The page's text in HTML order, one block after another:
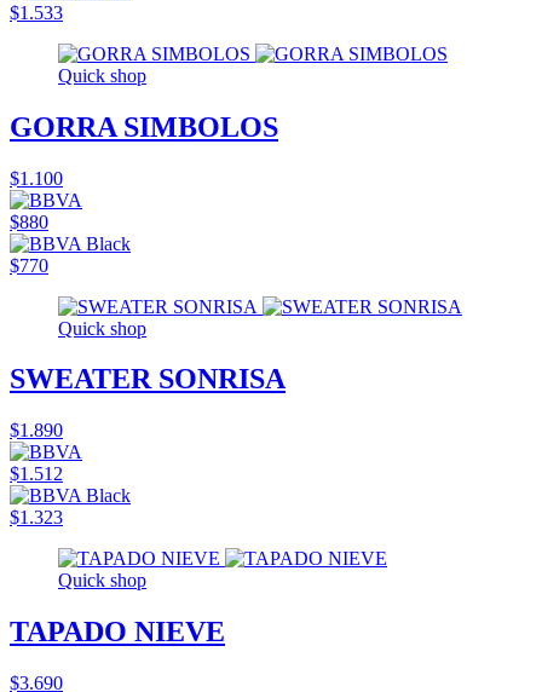
$1.533
Quick shop
GORRA SIMBOLOS
$1.100
$880
$770
Quick shop
SWEATER SONRISA
$1.890
$1.512
$1.323
Quick shop
TAPADO NIEVE
$3.690